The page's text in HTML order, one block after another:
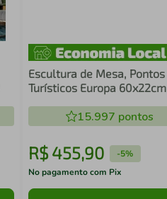
Escultura de Mesa, Pontos
Turísticos Europa 60x22cm
15.997 pontos
R$ 455,90 -5%
No pagamento com Pix